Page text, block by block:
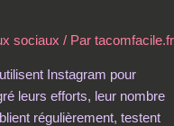
sociaux / Par tacomfacile.fr
Instagram pour
leurs efforts, leur nombre
régulièrement, testent